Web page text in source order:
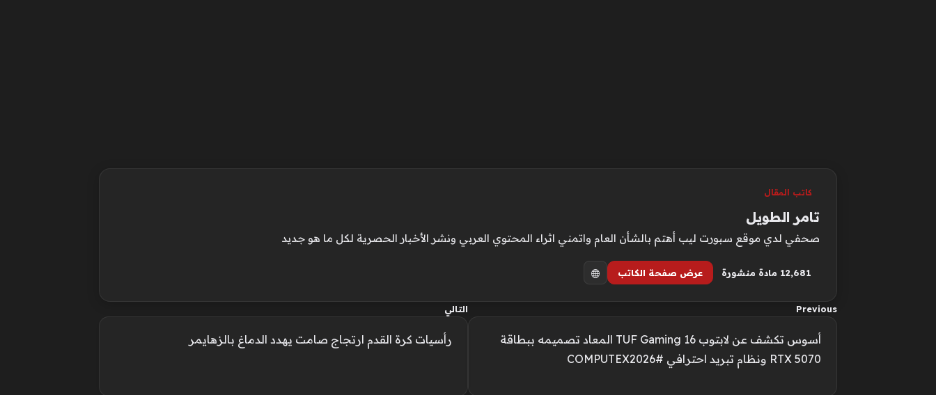
كاتب المقال
تامر الطويل
صحفي لدي موقع سبورت ليب أهتم بالشأن العام واتمني اثراء المحتوي العربي ونشر الأخبار الحصرية لكل ما هو جديد
12٬681 مادة منشورة عرض صفحة الكاتب
Previous
أسوس تكشف عن لابتوب TUF Gaming 16 المعاد تصميمه ببطاقة
RTX 5070 ونظام تبريد احترافي #COMPUTEX2026
التالي
رأسيات كرة القدم ارتجاج صامت يهدد الدماغ بالزهايمر